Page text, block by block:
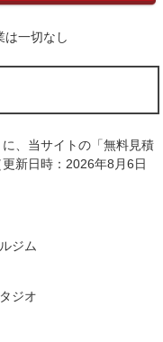
は一切なし
、当サイトの「無料見積
新日時：2026年8月6日
ジム
ジオ